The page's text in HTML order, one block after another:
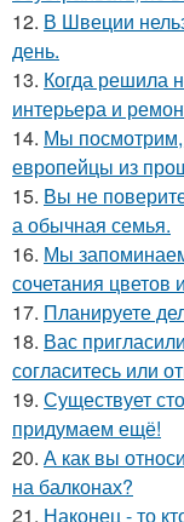
12. В Швеции
день.
13. Когда решила
интерьера и
14. Мы посмотрим,
европейцы из
15. Вы не
а обычная семья.
16. Мы
сочетания цветов
17. Планируете
18. Вас
согласитесь или
19. Существует
придумаем ещё!
20. А как вы
на балконах?
21. Наконец - то